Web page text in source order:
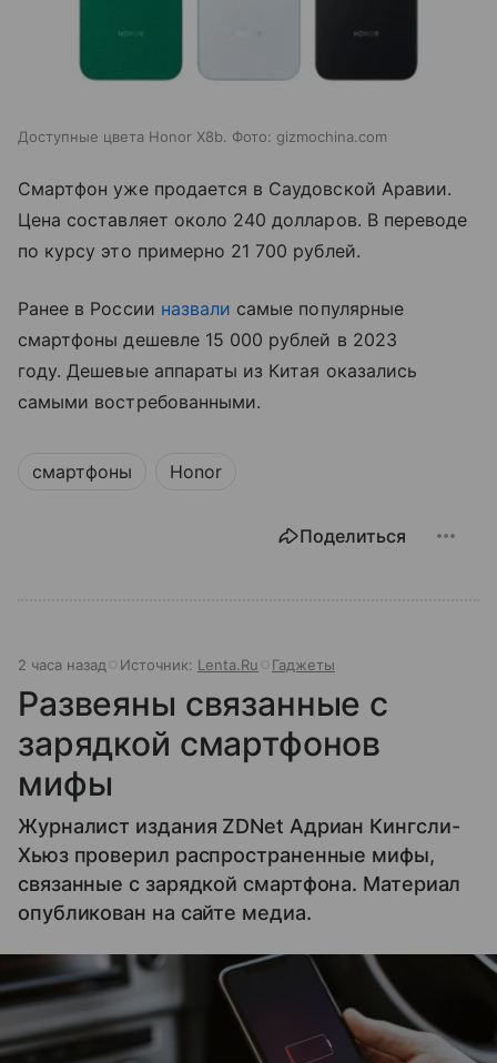
Доступные цвета Honor X8b. Фото: gizmochina.com
Смартфон уже продается в Саудовской Аравии.
Цена составляет около 240 долларов. В переводе
по курсу это примерно 21 700 рублей.
Ранее в России назвали самые популярные
смартфоны дешевле 15 000 рублей в 2023
году. Дешевые аппараты из Китая оказались
самыми востребованными.
смартфоны Honor
Поделиться
2 часа назад Источник: Lenta.Ru Гаджеты
Развеяны связанные с
зарядкой смартфонов
мифы
Журналист издания ZDNet Адриан Кингсли-
Хьюз проверил распространенные мифы,
связанные с зарядкой смартфона. Материал
опубликован на сайте медиа.